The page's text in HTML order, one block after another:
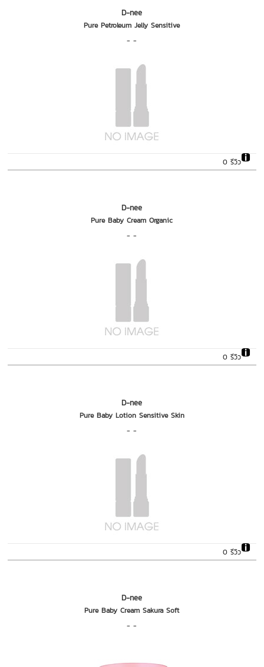
D-nee
Pure Petroleum Jelly Sensitive
- -
0 รีวิว
D-nee
Pure Baby Cream Organic
- -
0 รีวิว
D-nee
Pure Baby Lotion Sensitive Skin
- -
0 รีวิว
D-nee
Pure Baby Cream Sakura Soft
- -